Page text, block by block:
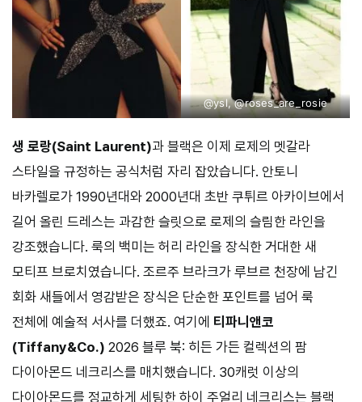
@ysl, @roses_are_rosie
생 로랑(Saint Laurent)과 블랙은 이제 로제의 멧갈라
스타일을 규정하는 공식처럼 자리 잡았습니다. 안토니
바카렐로가 1990년대와 2000년대 초반 쿠튀르 아카이브에서
길어 올린 드레스는 과감한 슬릿으로 로제의 슬림한 라인을
강조했습니다. 룩의 백미는 허리 라인을 장식한 거대한 새
모티프 브로치였습니다. 조르주 브라크가 루브르 천장에 남긴
회화 새들에서 영감받은 장식은 단순한 포인트를 넘어 룩
전체에 예술적 서사를 더했죠. 여기에 티파니앤코
(Tiffany&Co.) 2026 블루 북: 히든 가든 컬렉션의 팜
다이아몬드 네크리스를 매치했습니다. 30캐럿 이상의
다이아몬드를 정교하게 세팅한 하이 주얼리 네크리스는 블랙